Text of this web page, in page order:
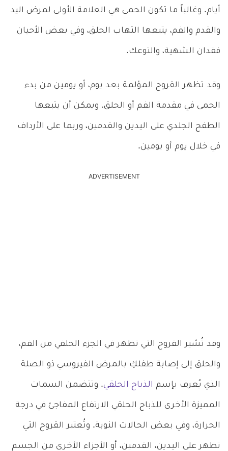
أيام. وغالباً ما تكون الحمى هي العلامة الأولى لمرض اليد
والقدم والفم، يتبعها التهاب الحلق، وفي بعض الأحيان
فقدان الشهية، والتوعك.
وقد تظهر القروح المؤلمة بعد يوم، أو يومين من بدء
الحمى في مقدمة الفم أو الحلق. ويمكن أن يتبعها
الطفح الجلدي على اليدين والقدمين، وربما على الأرداف
في خلال يوم أو يومين.
ADVERTISEMENT
وقد تُشير القروح التي تظهر في الجزء الخلفي من الفم،
والحلق إلى إصابة طفلكِ بالمرض الفيروسي ذو الصلة
الذي يُعرف بإسم الذباح الحلقي. وتتضمن السمات
المميزة الأخرى للذباح الحلقي الارتفاع المفاجئ في درجة
الحرارة، وفي بعض الحالات النوبة. وتُعتبر القروح التي
تظهر على اليدين، القدمين، أو الأجزاء الأخرى من الجسم